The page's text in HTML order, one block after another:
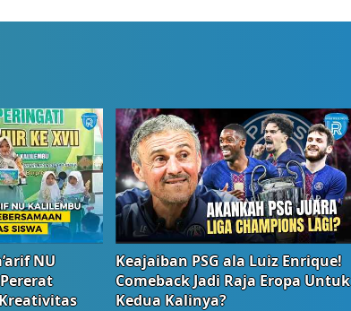
NU
Keajaiban PSG ala Luiz Enrique!
Comeback Jadi Raja Eropa Untuk
Kedua Kalinya?